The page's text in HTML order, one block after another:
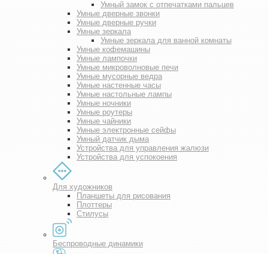
Умный замок с отпечатками пальцев
Умные дверные звонки
Умные дверные ручки
Умные зеркала
Умные зеркала для ванной комнаты
Умные кофемашины
Умные лампочки
Умные микроволновые печи
Умные мусорные ведра
Умные настенные часы
Умные настольные лампы
Умные ночники
Умные роутеры
Умные чайники
Умные электронные сейфы
Умный датчик дыма
Устройства для управления жалюзи
Устройства для успокоения
Для художников
Планшеты для рисования
Плоттеры
Стилусы
Беспроводные динамики